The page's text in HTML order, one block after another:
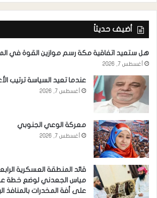
أضيف حديثاً
هل ستعيد اتفاقية مكة رسم موازين القوة في
أغسطس 7, 2026
عندما تعيد السياسة ترتيب
أغسطس 7, 2026
معركة الوعي الجنوبي
أغسطس 7, 2026
قائد المنطقة العسكرية
مياس الجعدني لوضع خطة
على أفة المخدرات بالمنافذ